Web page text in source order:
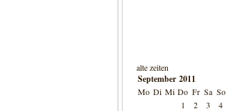
alte zeiten
September 2011
Mo Di Mi Do Fr Sa So
1
2 3
4